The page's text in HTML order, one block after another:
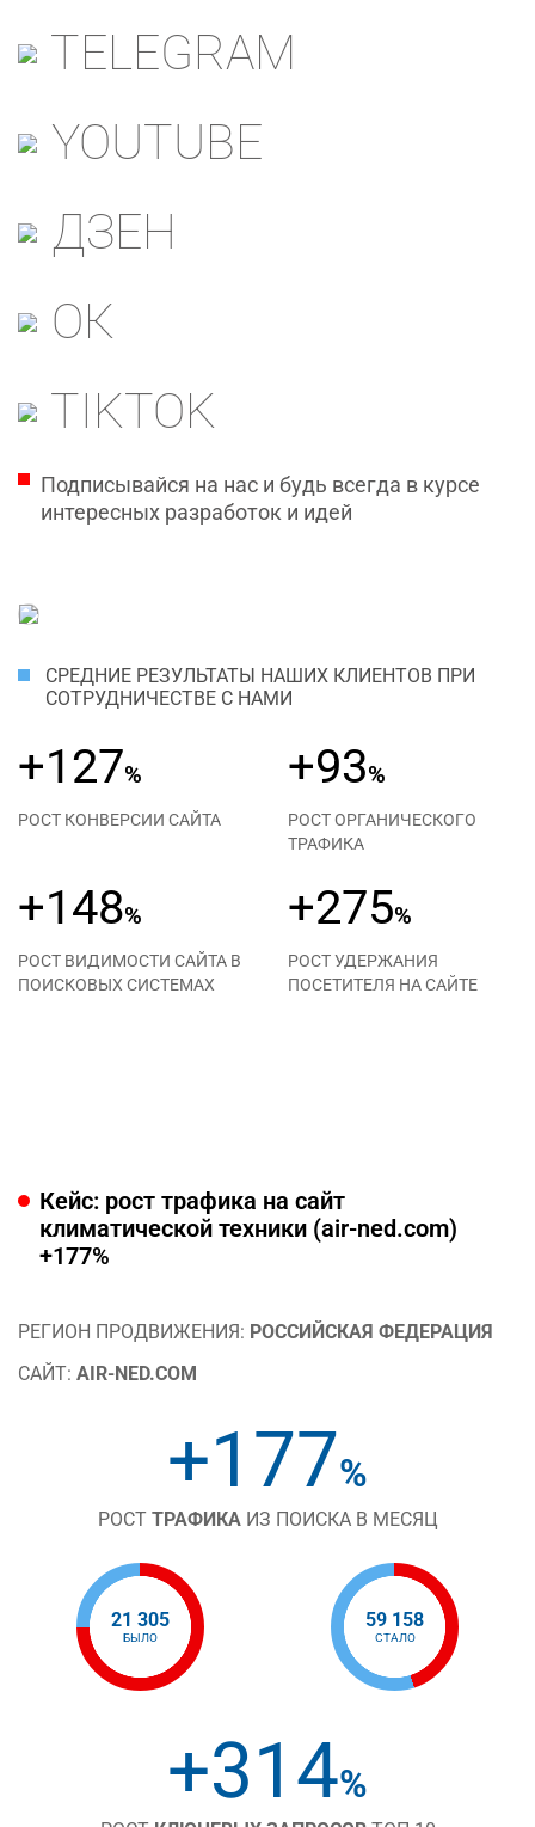
TELEGRAM
YOUTUBE
ДЗЕН
ОК
TIKTOK
Подписывайся на нас и будь всегда в курсе
интересных разработок и идей
СРЕДНИЕ РЕЗУЛЬТАТЫ НАШИХ КЛИЕНТОВ ПРИ
СОТРУДНИЧЕСТВЕ С НАМИ
+127%
РОСТ КОНВЕРСИИ САЙТА
+93%
РОСТ ОРГАНИЧЕСКОГО
ТРАФИКА
+148%
РОСТ ВИДИМОСТИ САЙТА В
ПОИСКОВЫХ СИСТЕМАХ
+275%
РОСТ УДЕРЖАНИЯ
ПОСЕТИТЕЛЯ НА САЙТЕ
Кейс: рост трафика на сайт
климатической техники (air-ned.com)
+177%
РЕГИОН ПРОДВИЖЕНИЯ: РОССИЙСКАЯ ФЕДЕРАЦИЯ
САЙТ: AIR-NED.COM
+177%
РОСТ ТРАФИКАИЗ ПОИСКА В МЕСЯЦ
21 305
БЫЛО
59 158
СТАЛО
+314%